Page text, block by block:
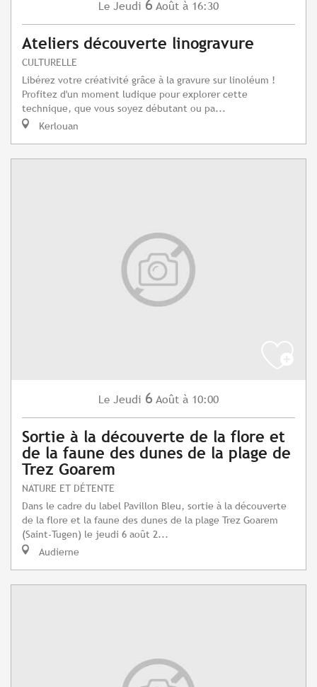
Le Jeudi 6 Août à 16:30
Ateliers découverte linogravure
CULTURELLE
Libérez votre créativité grâce à la gravure sur linoléum !
Profitez d'un moment ludique pour explorer cette
technique, que vous soyez débutant ou pa...
Kerlouan
Le Jeudi 6 Août à 10:00
Sortie à la découverte de la flore et
de la faune des dunes de la plage de
Trez Goarem
NATURE ET DÉTENTE
Dans le cadre du label Pavillon Bleu, sortie à la découverte
de la flore et la faune des dunes de la plage Trez Goarem
(Saint-Tugen) le jeudi 6 août 2...
Audierne